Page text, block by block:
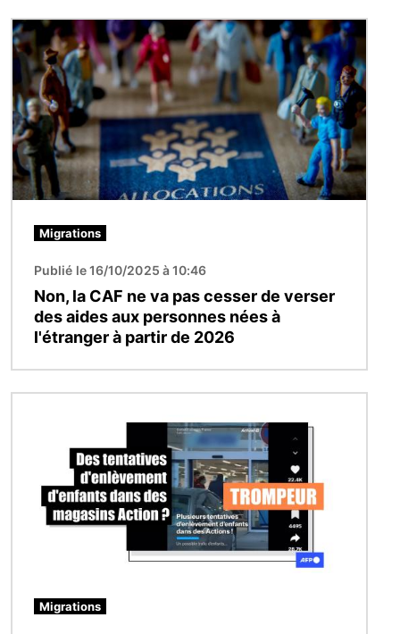
Image
Migrations
Publié le 16/10/2025 à 10:46
Non, la CAF ne va pas cesser de verser
des aides aux personnes nées à
l'étranger à partir de 2026
Migrations